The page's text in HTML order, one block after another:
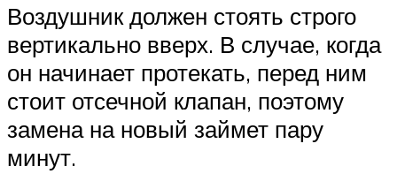
Воздушник должен стоять строго
вертикально вверх. В случае, когда
он начинает протекать, перед ним
стоит отсечной клапан, поэтому
замена на новый займет пару
минут.